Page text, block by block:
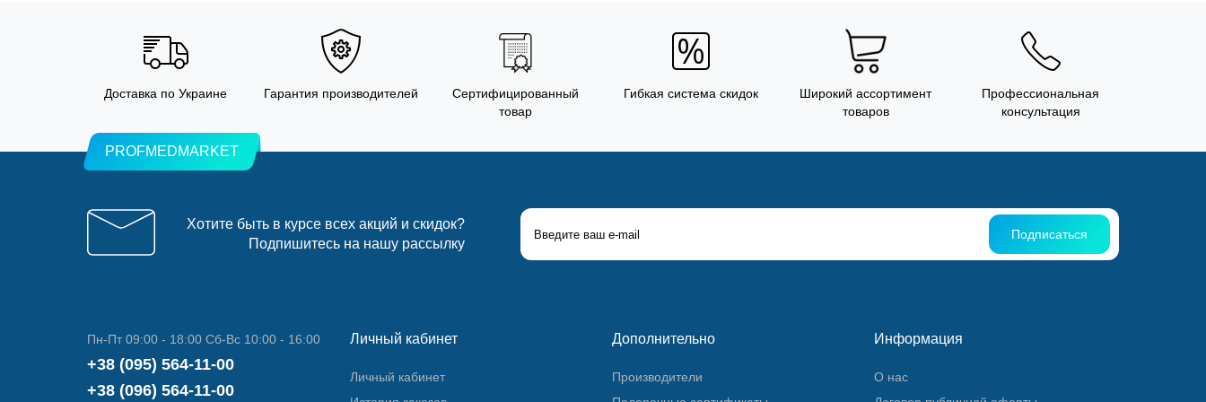
Доставка по Украине Гарантия производителей
Сертифицированный
товар
Гибкая система скидок
Широкий ассортимент
товаров
Профессиональная
консультация
PROFMEDMARKET
Хотите быть в курсе всех акций и скидок?
Подпишитесь на нашу рассылку
Подписаться
Пн-Пт 09:00 - 18:00 Сб-Вс 10:00 - 16:00
+38 (095) 564-11-00
+38 (096) 564-11-00
Личный кабинет
Личный кабинет
Дополнительно
Производители
Информация
О нас